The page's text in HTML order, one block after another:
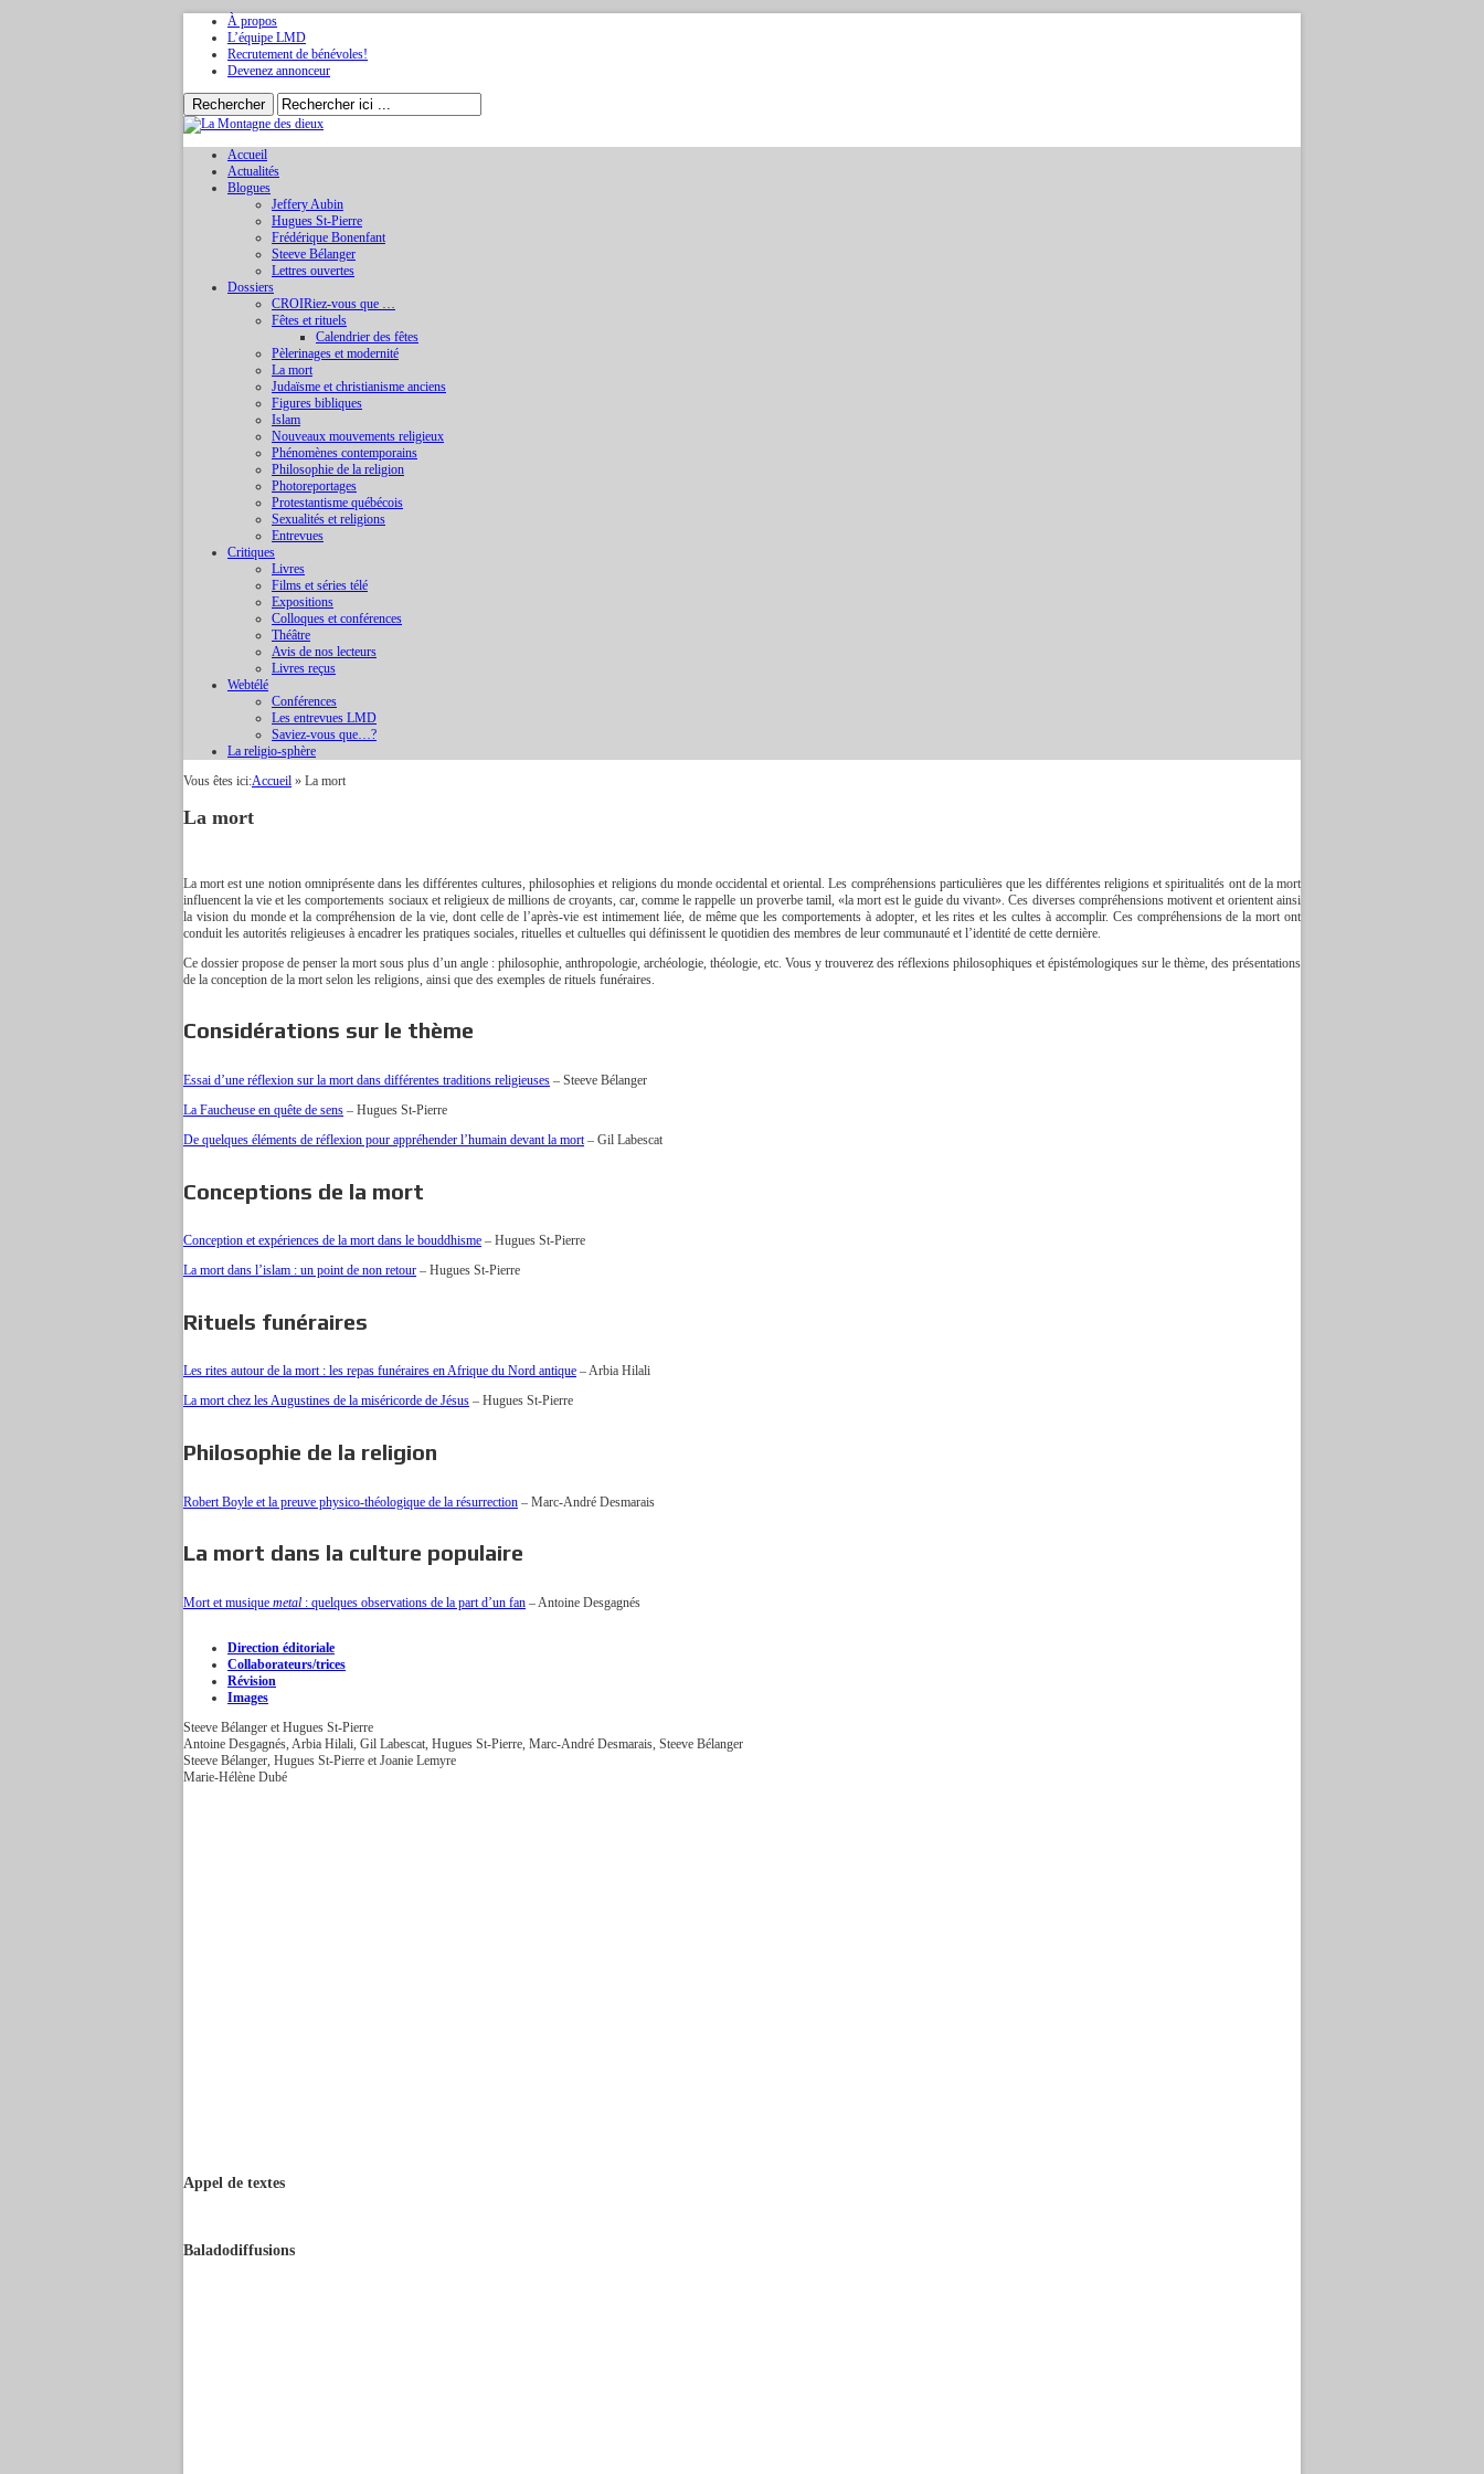
À propos
L’équipe LMD
Recrutement de bénévoles!
Devenez annonceur
Accueil
Actualités
Blogues
Jeffery Aubin
Hugues St-Pierre
Frédérique Bonenfant
Steeve Bélanger
Lettres ouvertes
Dossiers
CROIRiez-vous que …
Fêtes et rituels
Calendrier des fêtes
Pèlerinages et modernité
La mort
Judaïsme et christianisme anciens
Figures bibliques
Islam
Nouveaux mouvements religieux
Phénomènes contemporains
Philosophie de la religion
Photoreportages
Protestantisme québécois
Sexualités et religions
Entrevues
Critiques
Livres
Films et séries télé
Expositions
Colloques et conférences
Théâtre
Avis de nos lecteurs
Livres reçus
Webtélé
Conférences
Les entrevues LMD
Saviez-vous que…?
La religio-sphère
Vous êtes ici:Accueil » La mort
La mort
La mort est une notion omniprésente dans les différentes cultures, philosophies et religions du monde occidental et oriental. Les compréhensions particulières que les différentes religions et spiritualités ont de la mort
influencent la vie et les comportements sociaux et religieux de millions de croyants, car, comme le rappelle un proverbe tamil, «la mort est le guide du vivant». Ces diverses compréhensions motivent et orientent ainsi
la vision du monde et la compréhension de la vie, dont celle de l’après-vie est intimement liée, de même que les comportements à adopter, et les rites et les cultes à accomplir. Ces compréhensions de la mort ont
conduit les autorités religieuses à encadrer les pratiques sociales, rituelles et cultuelles qui définissent le quotidien des membres de leur communauté et l’identité de cette dernière.
Ce dossier propose de penser la mort sous plus d’un angle : philosophie, anthropologie, archéologie, théologie, etc. Vous y trouverez des réflexions philosophiques et épistémologiques sur le thème, des présentations
de la conception de la mort selon les religions, ainsi que des exemples de rituels funéraires.
Considérations sur le thème
Essai d’une réflexion sur la mort dans différentes traditions religieuses – Steeve Bélanger
La Faucheuse en quête de sens – Hugues St-Pierre
De quelques éléments de réflexion pour appréhender l’humain devant la mort– Gil Labescat
Conceptions de la mort
Conception et expériences de la mort dans le bouddhisme – Hugues St-Pierre
La mort dans l’islam : un point de non retour – Hugues St-Pierre
Rituels funéraires
Les rites autour de la mort : les repas funéraires en Afrique du Nord antique – Arbia Hilali
La mort chez les Augustines de la miséricorde de Jésus – Hugues St-Pierre
Philosophie de la religion
Robert Boyle et la preuve physico-théologique de la résurrection – Marc-André Desmarais
La mort dans la culture populaire
Mort et musique metal : quelques observations de la part d’un fan – Antoine Desgagnés
Direction éditoriale
Collaborateurs/trices
Révision
Images
Steeve Bélanger et Hugues St-Pierre
Antoine Desgagnés, Arbia Hilali, Gil Labescat, Hugues St-Pierre, Marc-André Desmarais, Steeve Bélanger
Steeve Bélanger, Hugues St-Pierre et Joanie Lemyre
Marie-Hélène Dubé
Appel de textes
Baladodiffusions